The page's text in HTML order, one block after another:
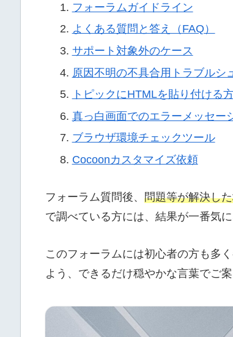
フォーラムガイドライン
よくある質問と答え（FAQ）
サポート対象外のケース
原因不明の不具合用トラブルシ
トピックにHTMLを貼り付ける
真っ白画面でのエラーメッセー
ブラウザ環境チェックツール
Cocoonカスタマイズ依頼
フォーラム質問後、 問題等が解決し
で調べている方には、結果が一番気
このフォーラムには初心者の方も多
よう、できるだけ穏やかな言葉でご